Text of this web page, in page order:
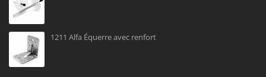
1211 Alfa Équerre avec renfort